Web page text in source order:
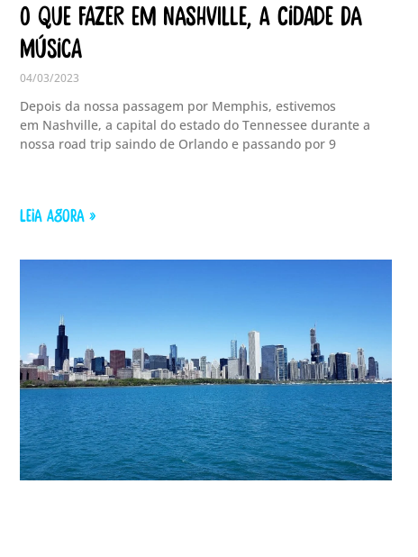
O que fazer em Nashville, a Cidade da
Música
04/03/2023
Depois da nossa passagem por Memphis, estivemos
em Nashville, a capital do estado do Tennessee durante a
nossa road trip saindo de Orlando e passando por 9
LEIA AGORA »